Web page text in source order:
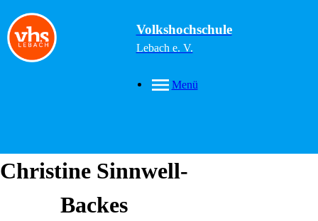
Volkshochschule
Lebach e. V.
Menü
Christine Sinnwell-
Backes